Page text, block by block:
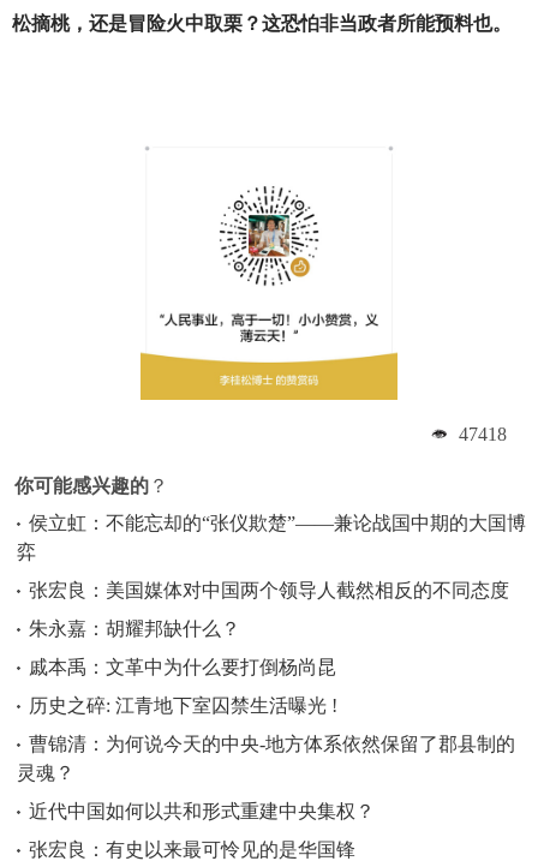
松摘桃，还是冒险火中取栗？这恐怕非当政者所能预料也。
47418
你可能感兴趣的 ？
侯立虹：不能忘却的“张仪欺楚”——兼论战国中期的大国博
弈
张宏良：美国媒体对中国两个领导人截然相反的不同态度
朱永嘉：胡耀邦缺什么？
戚本禹：文革中为什么要打倒杨尚昆
历史之碎: 江青地下室囚禁生活曝光 !
曹锦清：为何说今天的中央-地方体系依然保留了郡县制的
灵魂？
近代中国如何以共和形式重建中央集权？
张宏良：有史以来最可怜见的是华国锋